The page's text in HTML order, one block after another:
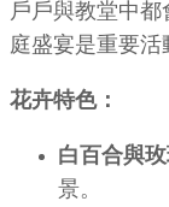
戶戶與教堂中
庭盛宴是重要活
花卉特色：
白百合與玫
景。